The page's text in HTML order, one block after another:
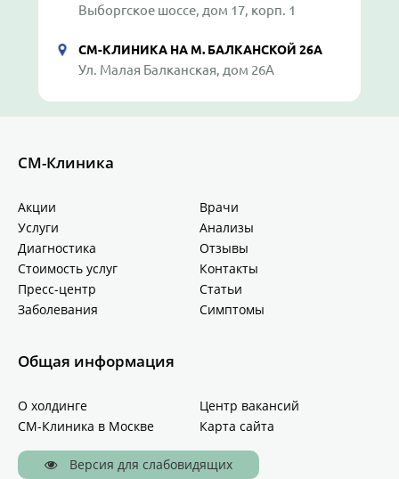
Выборгское шоссе, дом 17, корп. 1
СМ-КЛИНИКА НА М. БАЛКАНСКОЙ 26А
Ул. Малая Балканская, дом 26А
СМ-Клиника
Акции
Врачи
Услуги
Анализы
Диагностика
Отзывы
Стоимость услуг
Контакты
Пресс-центр
Статьи
Заболевания
Симптомы
Общая информация
О холдинге
Центр вакансий
СМ-Клиника в Москве
Карта сайта
Версия для слабовидящих